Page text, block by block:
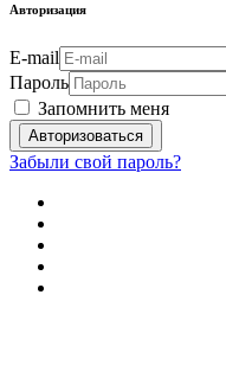
Авторизация
E-mail
Пароль
Запомнить меня
Забыли свой пароль?